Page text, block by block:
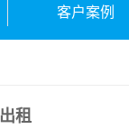
客户案例
租